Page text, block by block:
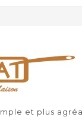
et plus